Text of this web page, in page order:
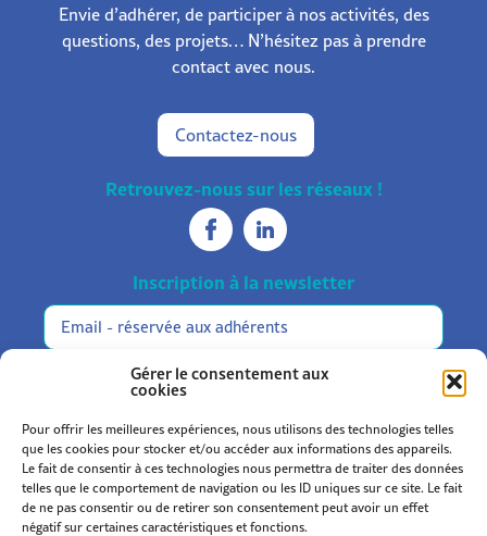
Gérer le consentement aux
cookies
Pour offrir les meilleures expériences, nous utilisons des technologies telles
que les cookies pour stocker et/ou accéder aux informations des appareils.
Le fait de consentir à ces technologies nous permettra de traiter des données
telles que le comportement de navigation ou les ID uniques sur ce site. Le fait
de ne pas consentir ou de retirer son consentement peut avoir un effet
négatif sur certaines caractéristiques et fonctions.
Envie d’adhérer, de participer à nos activités, des
questions, des projets… N’hésitez pas à prendre
contact avec nous.
Contactez-nous
Retrouvez-nous sur les réseaux !
Inscription à la newsletter
Réservée
aux
adhérents
M'inscrire
Alternative:
Statuts et règlement